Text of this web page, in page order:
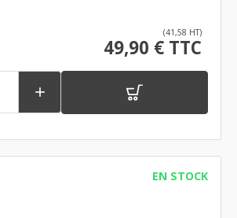
(41,58 HT)
49,90 € TTC

EN STOCK